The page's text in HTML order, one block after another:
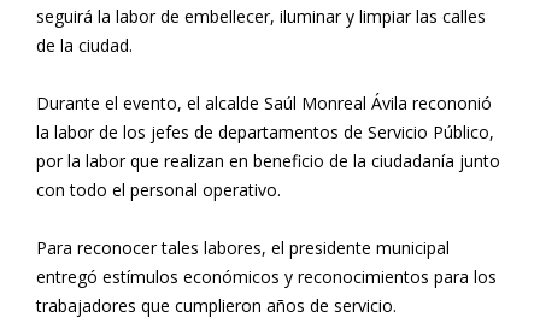
seguirá la labor de embellecer, iluminar y limpiar las calles
de la ciudad.
Durante el evento, el alcalde Saúl Monreal Ávila recononió
la labor de los jefes de departamentos de Servicio Público,
por la labor que realizan en beneficio de la ciudadanía junto
con todo el personal operativo.
Para reconocer tales labores, el presidente municipal
entregó estímulos económicos y reconocimientos para los
trabajadores que cumplieron años de servicio.